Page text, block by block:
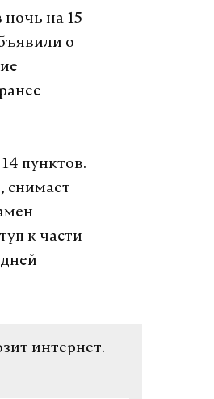
ночь на 15
о
пунктов.
снимает
к части
интернет.